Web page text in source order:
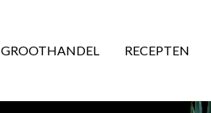
GROOTHANDEL RECEPTEN